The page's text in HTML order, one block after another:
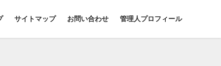
サイトマップ お問い合わせ 管理人プロフィール